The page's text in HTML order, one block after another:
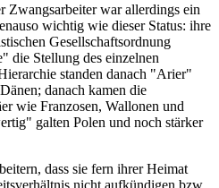
Zwangsarbeiter war allerdings ein
wichtig wie dieser Status: ihre
Gesellschaftsordnung
die Stellung des einzelnen
standen danach "Arier"
danach kamen die
wie Franzosen, Wallonen und
galten Polen und noch stärker
dass sie fern ihrer Heimat
nicht aufkündigen bzw.